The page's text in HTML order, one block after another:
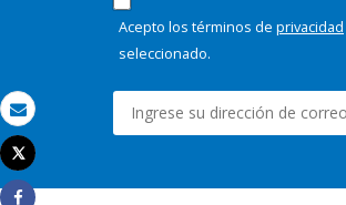
Correo electrónico
Imprimir
Tweet
Acepto los términos de privacidad
seleccionado.